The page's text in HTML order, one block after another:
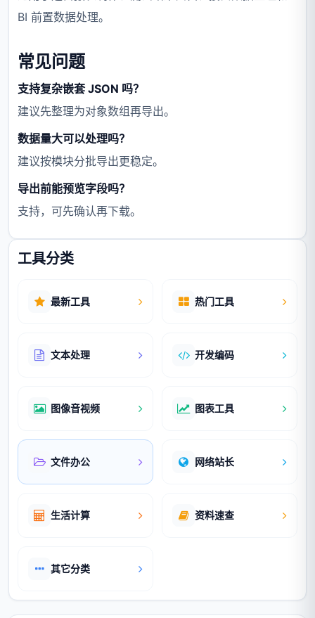
BI 前置数据处理。
常见问题
支持复杂嵌套 JSON 吗？
建议先整理为对象数组再导出。
数据量大可以处理吗？
建议按模块分批导出更稳定。
导出前能预览字段吗？
支持，可先确认再下载。
工具分类
最新工具 热门工具
文本处理 开发编码
图像音视频 图表工具
文件办公 网络站长
生活计算 资料速查
其它分类